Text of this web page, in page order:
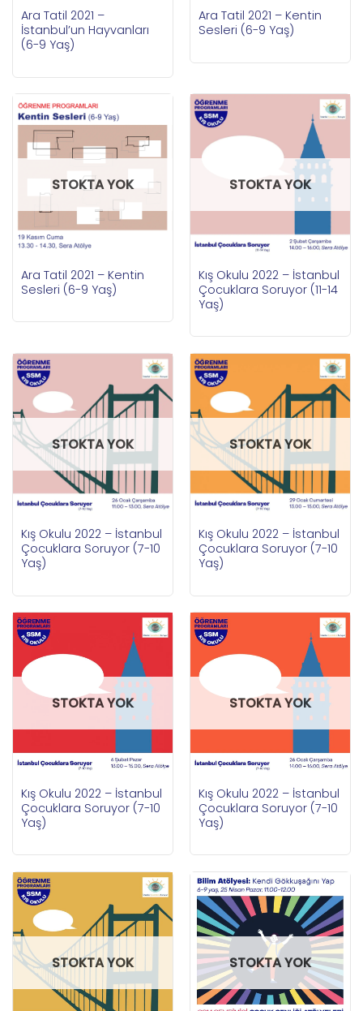
Ara Tatil 2021 –
İstanbul’un Hayvanları
(6-9 Yaş)
Ara Tatil 2021 – Kentin
Sesleri (6-9 Yaş)
STOKTA YOK
Ara Tatil 2021 – Kentin
Sesleri (6-9 Yaş)
STOKTA YOK
Kış Okulu 2022 – İstanbul
Çocuklara Soruyor (11-14
Yaş)
STOKTA YOK
Kış Okulu 2022 – İstanbul
Çocuklara Soruyor (7-10
Yaş)
STOKTA YOK
Kış Okulu 2022 – İstanbul
Çocuklara Soruyor (7-10
Yaş)
STOKTA YOK
Kış Okulu 2022 – İstanbul
Çocuklara Soruyor (7-10
Yaş)
STOKTA YOK
Kış Okulu 2022 – İstanbul
Çocuklara Soruyor (7-10
Yaş)
STOKTA YOK STOKTA YOK